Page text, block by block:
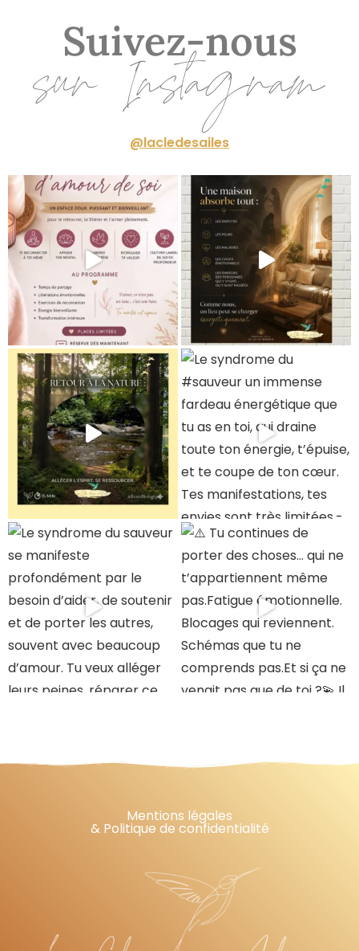
Suivez-nous
sur Instagram
@lacledesailes
Mentions légales
& Politique de confidentialité